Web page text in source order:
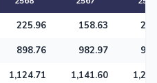
225.96 158.63
898.76 982.97
1,124.71 1,141.60